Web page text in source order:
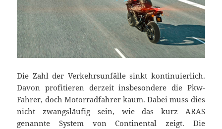
Die Zahl der Verkehrsunfälle sinkt kontinuierlich.
Davon profitieren derzeit insbesondere die Pkw-
Fahrer, doch Motorradfahrer kaum. Dabei muss dies
nicht zwangsläufig sein, wie das kurz ARAS
genannte System von Continental zeigt. Die